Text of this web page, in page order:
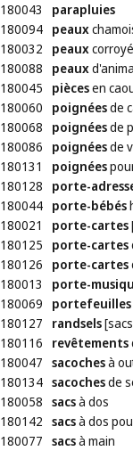
180043
parapluies
180094 peaux
180032
peaux
180088
peaux
180045
piècesen
180060
poignéesde
180068
poignéesde
180086
poignéesde
180131
poignées
180128
porte-
180044 porte-bébés
180021
porte-cartes
180125
porte-cartes
180126
porte-cartes
180013
porte-
180069
portefeuilles
180127
randsels
180116
revêtements
180047 sacochesà
180134 sacochesde
180058 sacsà dos
180142 sacsà dos
180077 sacsà main